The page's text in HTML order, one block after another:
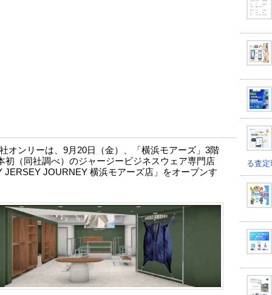
オンリーは、9月20日（金）、「横浜モアーズ」3階
初（同社調べ）のジャージービジネスウェア専門店
JERSEY JOURNEY 横浜モアーズ店」をオープンす
る査